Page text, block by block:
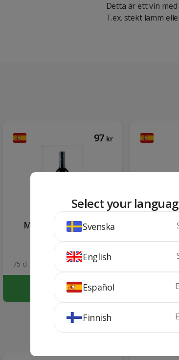
Detta är ett vin
T.ex. stekt lamm
97 kr
Marqués de Griñon
Crianza
2020
75 cl
KÖP
Select your
Svenska
English
Español
Finnish